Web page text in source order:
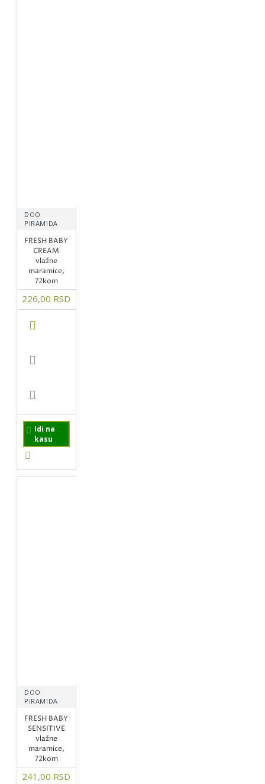
DOO
PIRAMIDA
FRESH BABY
CREAM
vlažne
maramice,
72kom
226,00 RSD
Idi na
kasu
DOO
PIRAMIDA
FRESH BABY
SENSITIVE
vlažne
maramice,
72kom
241,00 RSD